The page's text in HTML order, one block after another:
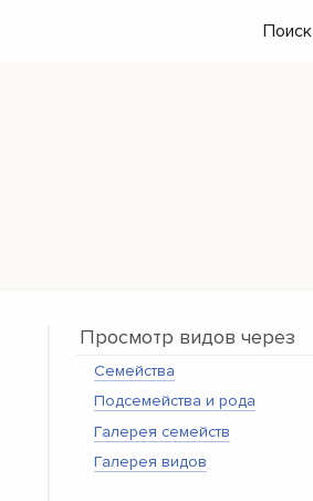
Поиск
Просмотр видов через
Семейства
Подсемейства и рода
Галерея семейств
Галерея видов